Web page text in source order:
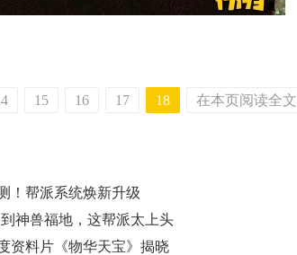
15 16 17 18 在本页阅读全文
！帮派系统焕新升级
神兽福地，这帮派太上头
资料片《物华天宝》揭晓